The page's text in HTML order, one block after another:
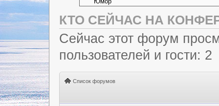
КТО СЕЙЧАС НА
Сейчас этот форум
пользователей и гости: 2
Список форумов